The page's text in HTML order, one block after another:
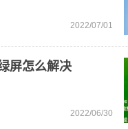
2022/07/01
屏怎么解决
2022/06/30